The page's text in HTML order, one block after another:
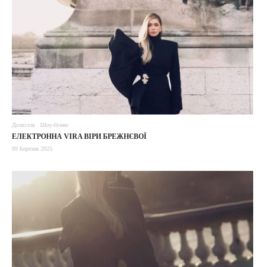
Дозвілля Шоу-бізнес
ЕЛЕКТРОННА VIRA ВІРИ БРЕЖНЄВОЇ
09 Березня 2025